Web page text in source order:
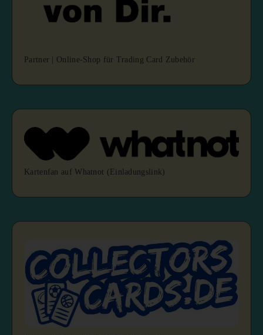
Partner | Online-Shop für Trading Card Zubehör
Kartenfan auf Whatnot (Einladungslink)